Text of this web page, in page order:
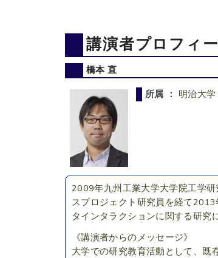
講演者プロフィ
橋本 直
所属 ： 明治大学
2009年九州工業大学大学院工学
スプロジェクト研究員を経て
タインタラクションに関する研究
《講演者からのメッセージ》
大学での研究教育活動として、既